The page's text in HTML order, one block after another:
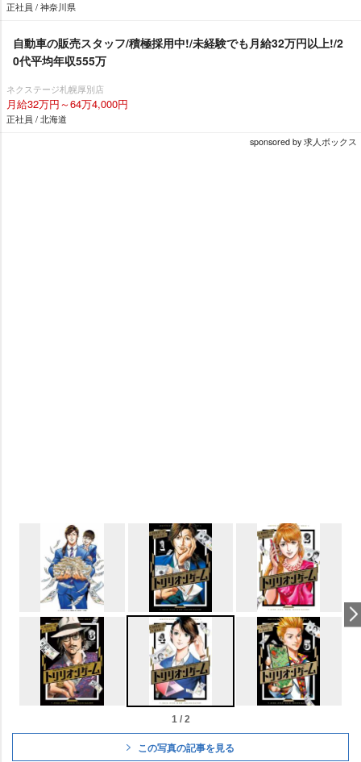
正社員 / 神奈川県
自動車の販売スタッフ/積極採用中!/未経験でも月給32万円以上!/2
0代平均年収555万
ネクステージ札幌厚別店
月給32万円～64万4,000円
正社員 / 北海道
sponsored by 求人ボックス
1 / 2
この写真の記事を見る